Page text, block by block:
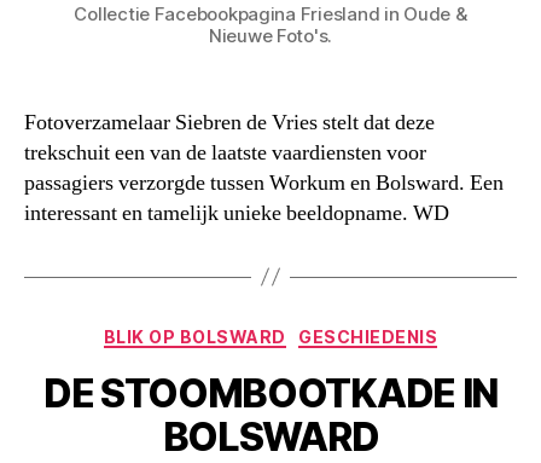
Collectie Facebookpagina Friesland in Oude &
Nieuwe Foto's.
Fotoverzamelaar Siebren de Vries stelt dat deze
trekschuit een van de laatste vaardiensten voor
passagiers verzorgde tussen Workum en Bolsward. Een
interessant en tamelijk unieke beeldopname. WD
Categorieën
BLIK OP BOLSWARD GESCHIEDENIS
DE STOOMBOOTKADE IN
BOLSWARD